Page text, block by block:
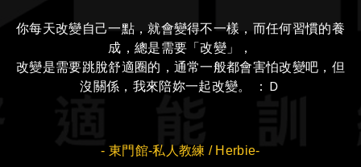
你每天改變自己一點，就會變得不一樣，而任何習慣的養
成，總是需要「改變」，
改變是需要跳脫舒適圈的，通常一般都會害怕改變吧，但
沒關係，我來陪妳一起改變。 ：Ｄ
- 東門館-私人教練 / Herbie-